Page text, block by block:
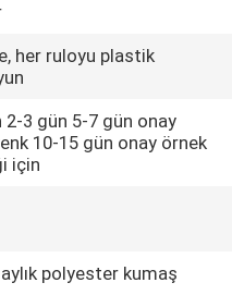
her ruloyu plastik
2-3 gün 5-7 gün onay
10-15 gün onay örnek
için
polyester kumaş